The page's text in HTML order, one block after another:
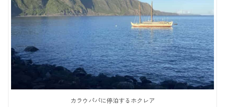
カラウパパに停泊するホクレア